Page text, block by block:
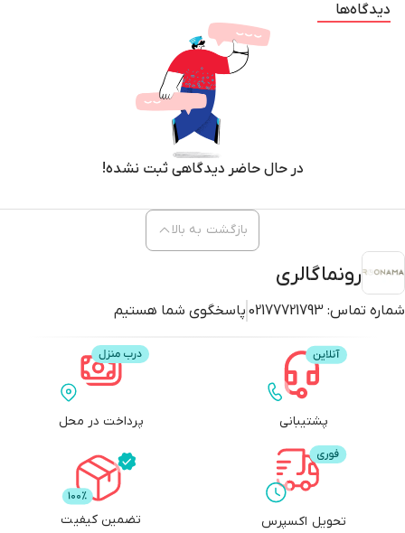
دیدگاه‌ها
در حال حاضر دیدگاهی ثبت نشده!
رونماگالری
شماره تماس: 02177721793 پاسخگوی شما هستیم
بازگشت به بالا
پشتیبانی پرداخت در محل
تحویل اکسپرس تضمین کیفیت